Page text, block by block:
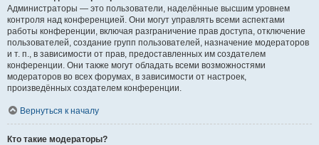
Администраторы — это пользователи, наделённые высшим уровнем
контроля над конференцией. Они могут управлять всеми аспектами
работы конференции, включая разграничение прав доступа, отключение
пользователей, создание групп пользователей, назначение модераторов
и т. п., в зависимости от прав, предоставленных им создателем
конференции. Они также могут обладать всеми возможностями
модераторов во всех форумах, в зависимости от настроек,
произведённых создателем конференции.
Вернуться к началу
Кто такие модераторы?